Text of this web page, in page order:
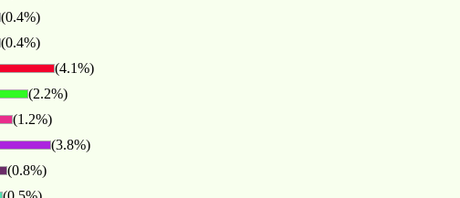
(0.4%)
(0.4%)
(4.1%)
(2.2%)
(1.2%)
(3.8%)
(0.8%)